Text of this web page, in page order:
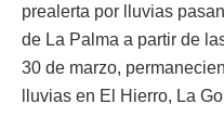
prealerta por lluvias
de La Palma a partir de
30 de marzo,
lluvias en El Hierro, La